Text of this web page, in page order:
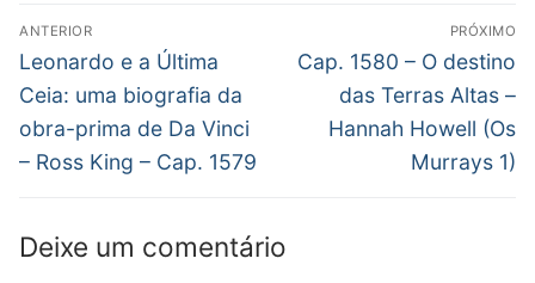
Navegação
de
Post
ANTERIOR
Post
anterior:
Leonardo e a Última
Ceia: uma biografia da
obra-prima de Da Vinci
– Ross King – Cap. 1579
PRÓXIMO
Próximo
post:
Cap. 1580 – O destino
das Terras Altas –
Hannah Howell (Os
Murrays 1)
Deixe um comentário